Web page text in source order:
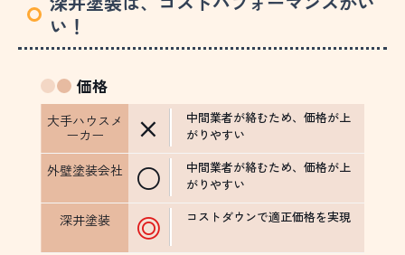
い！
価格
×
中間業者が絡むため、価格が上
がりやすい
○
中間業者が絡むため、価格が上
がりやすい
◎ コストダウンで適正価格を実現